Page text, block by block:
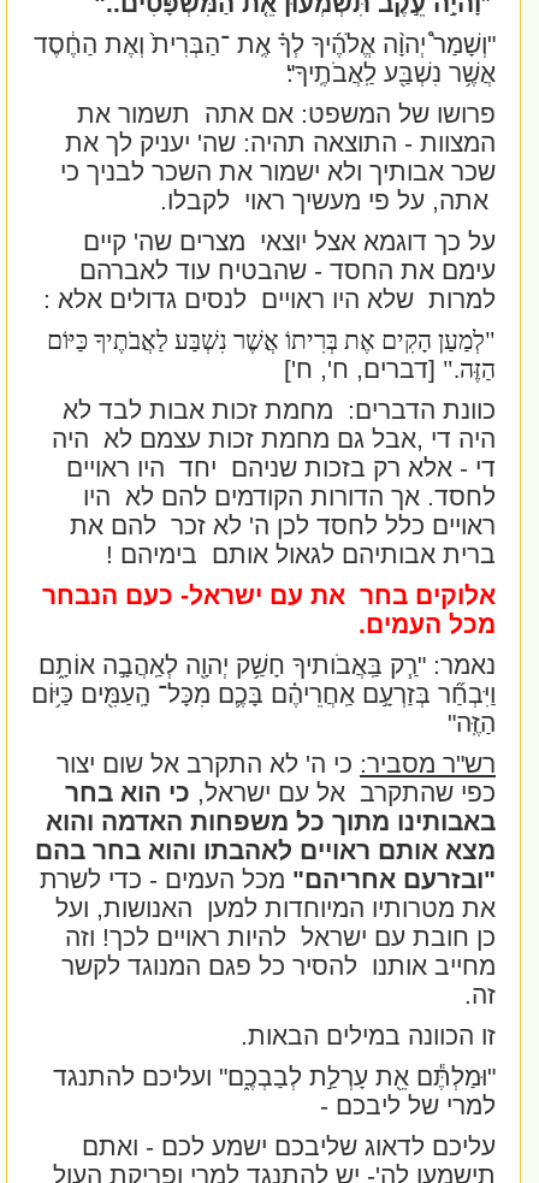
"וְשָׁמַר֩ יְהוָ֨ה אֱלֹהֶ֜יךָ לְךָ֗ אֶֽת ־הַבְּרִית֙ וְאֶת הַחֶ֔סֶד
אֲשֶׁ֥ר נִשְׁבַּ֖ע לַֽאֲבֹתֶֽיךָ"׃
פרושו של המשפט: אם אתה תשמור את
המצוות - התוצאה תהיה: שה' יעניק לך את
שכר אבותיך ולא ישמור את השכר לבניך כי
אתה, על פי מעשיך ראוי לקבלו.
על כך דוגמא אצל יוצאי מצרים שה' קיים
עימם את החסד - שהבטיח עוד לאברהם
למרות שלא היו ראויים לנסים גדולים אלא :
"לְמַעַן הָקִים אֶת בְּרִיתוֹ אֲשֶׁר נִשְׁבַּע לַאֲבֹתֶיךָ כַּיּוֹם
הַזֶּה".[דברים, ח', ח']
כוונת הדברים: מחמת זכות אבות לבד לא
היה די ,אבל גם מחמת זכות עצמם לא היה
די - אלא רק בזכות שניהם יחד
היו ראויים
לחסד. אך הדורות הקודמים להם לא
היו
ראויים כלל לחסד לכן ה' לא זכר להם את
ברית אבותיהם לגאול אותם בימיהם !
אלוקים בחר
את עם ישראל- כעם הנבחר
מכל העמים.
נאמר: "רַ֧ק בַּֽאֲבֹותיךָ חָשַׁ֥ק יְהוָ֖ה לְאַֽהֲבָ֣ה אוֹתָ֑ם
וַיִּבְחַ֞ר בְּזַרְעָ֣ם אַֽחֲרֵיהֶ֗ם בָּכֶ֛ם מִכָּל־ הָֽעַמִּ֖ים כַּיּ֥וֹם
הַזֶּֽה"
רש"ר מסביר:כי ה' לא התקרב אל שום יצור
כפי שהתקרב אל עם ישראל,כי הוא בחר
באבותינו מתוך כל משפחות האדמה והוא
מצא אותם ראויים לאהבתו והוא בחר בהם
"ובזרעם אחריהם"מכל העמים - כדי לשרת
את מטרותיו המיוחדות למען האנושות, ועל
כן חובת עם ישראל להיות ראויים לכך! וזה
מחייב אותנו להסיר כל פגם המנוגד לקשר
זה.
זו הכוונה במילים הבאות.
"וּמַלְתֶּ֕ם אֵ֖ת עָרְלַ֣ת לְבַבְכֶ֑ם" ועליכם להתנגד
למרי של ליבכם-
עליכם לדאוג שליבכם ישמע לכם - ואתם
תישמעו לה'- יש להתנגד למרי ופריקת העול